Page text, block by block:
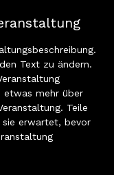
Text zu ändern.
etwas mehr über
Teile
sie erwartet, bevor